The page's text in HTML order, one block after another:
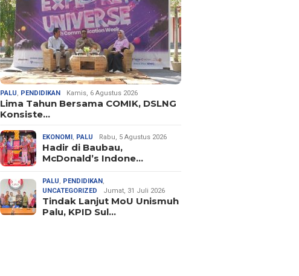
PALU, PENDIDIKAN Kamis, 6 Agustus 2026
Lima Tahun Bersama COMIK, DSLNG
Konsiste…
EKONOMI, PALU Rabu, 5 Agustus 2026
Hadir di Baubau,
McDonald’s Indone…
PALU, PENDIDIKAN,
UNCATEGORIZED
Jumat, 31 Juli 2026
Tindak Lanjut MoU Unismuh
Palu, KPID Sul…